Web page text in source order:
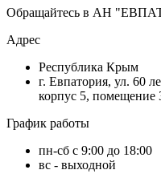
Обращайтесь в АН
Адрес
Республика Крым
г. Евпатория, ул. 60
корпус 5, помещение
График работы
пн-сб с 9:00 до 18:00
вс - выходной